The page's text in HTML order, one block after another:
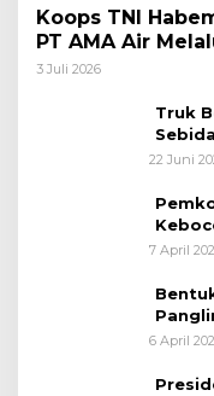
Koops TNI
PT AMA Air
Taktis
3 Juli 2026
Truk
Jalan
22 Juni
Server
7 April
6 April